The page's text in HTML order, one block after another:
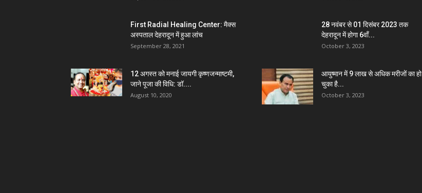
First Radial Healing Center: मैक्स
अस्पताल देहरादून में हुआ लांच
September 28, 2021
12 अगस्त को मनाई जायगी कृष्णजन्माष्टमी,
जाने पूजा की विधि: डॉ....
August 10, 2020
28 नवंबर से 01 दिसंबर 2023 तक
देहरादून में होगा 6वाँ...
October 3, 2023
आयुष्मान में 9 लाख से अधिक मरीजों का हो
चुका है...
October 3, 2023